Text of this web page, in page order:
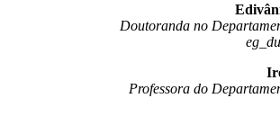
Doutoranda no
Professora do